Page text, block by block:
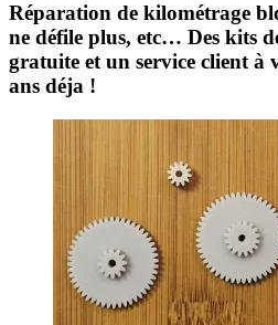
Réparation de kilométrage
ne défile plus, etc… Des kits
gratuite et un service client à
ans déja !